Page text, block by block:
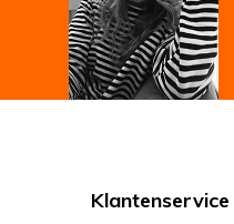
Klantenservice